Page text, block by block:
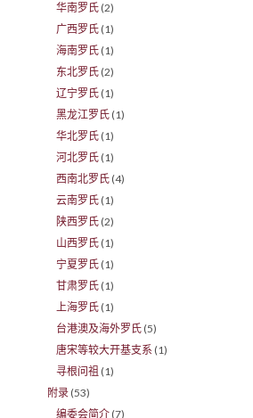
华南罗氏 (2)
广西罗氏 (1)
海南罗氏 (1)
东北罗氏 (2)
辽宁罗氏 (1)
黑龙江罗氏 (1)
华北罗氏 (1)
河北罗氏 (1)
西南北罗氏 (4)
云南罗氏 (1)
陕西罗氏 (2)
山西罗氏 (1)
宁夏罗氏 (1)
甘肃罗氏 (1)
上海罗氏 (1)
台港澳及海外罗氏 (5)
唐宋等较大开基支系 (1)
寻根问祖 (1)
附录 (53)
编委会简介 (7)